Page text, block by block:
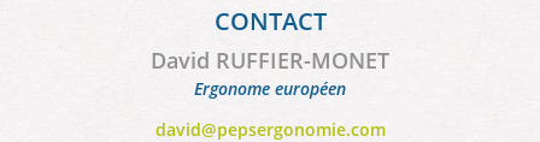
CONTACT
David RUFFIER-MONET
Ergonome européen
david@pepsergonomie.com